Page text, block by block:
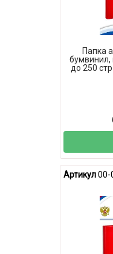
Папка
бумвинил,
до 250
Артикул00-